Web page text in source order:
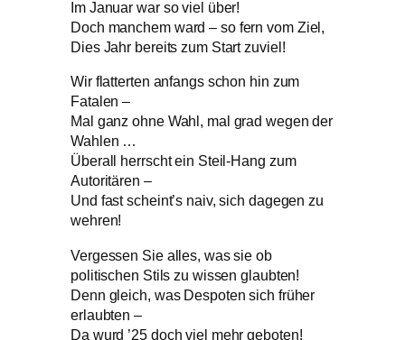
Im Januar war so viel über!
Doch manchem ward – so fern vom Ziel,
Dies Jahr bereits zum Start zuviel!
Wir flatterten anfangs schon hin zum
Fatalen –
Mal ganz ohne Wahl, mal grad wegen der
Wahlen …
Überall herrscht ein Steil-Hang zum
Autoritären –
Und fast scheint’s naiv, sich dagegen zu
wehren!
Vergessen Sie alles, was sie ob
politischen Stils zu wissen glaubten!
Denn gleich, was Despoten sich früher
erlaubten –
Da wurd ’25 doch viel mehr geboten!